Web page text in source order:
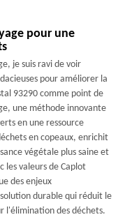
pour une
je suis ravi de voir
pour améliorer la
93290 comme point de
une méthode innovante
en une ressource
en copeaux, enrichit
végétale plus saine et
les valeurs de Caplot
des enjeux
durable qui réduit le
l'élimination des déchets.